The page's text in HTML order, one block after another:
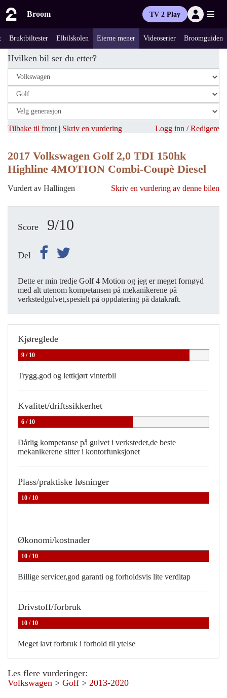
Broom TV 2 Play
Bruktbiltester Elbilskolen Eierne mener Videoserier Broomguiden
Hvilken bil ser du etter?
Tilbake til front | Skriv en vurdering Logg inn / Redigere
2017 Volkswagen Golf 2,0 TDI 150hk
Highline 4MOTION Combi-Coupè Diesel
Vurdert av Hallingen Skriv en vurdering av denne bilen
Score 9/10
Del
Dette er min tredje Golf 4 Motion og jeg er meget fornøyd
med alt utenom kompetansen på mekanikerene på
verkstedgulvet,spesielt på oppdatering på datakraft.
Kjøreglede
9 / 10
Trygg,god og lettkjørt vinterbil
Kvalitet/driftssikkerhet
6 / 10
Dårlig kompetanse på gulvet i verkstedet,de beste
mekanikerene sitter i kontorfunksjonet
Plass/praktiske løsninger
10 / 10
Økonomi/kostnader
10 / 10
Billige servicer,god garanti og forholdsvis lite verditap
Drivstoff/forbruk
10 / 10
Meget lavt forbruk i forhold til ytelse
Les flere vurderinger:
Volkswagen > Golf > 2013-2020